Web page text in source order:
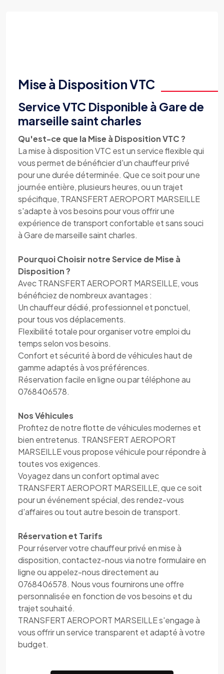
Mise à Disposition VTC
Service VTC Disponible à Gare de
marseille saint charles
Qu'est-ce que la Mise à Disposition VTC ?
La mise à disposition VTC est un service flexible qui
vous permet de bénéficier d'un chauffeur privé
pour une durée déterminée. Que ce soit pour une
journée entière, plusieurs heures, ou un trajet
spécifique, TRANSFERT AEROPORT MARSEILLE
s'adapte à vos besoins pour vous offrir une
expérience de transport confortable et sans souci
à Gare de marseille saint charles.
Pourquoi Choisir notre Service de Mise à
Disposition ?
Avec TRANSFERT AEROPORT MARSEILLE, vous
bénéficiez de nombreux avantages :
Un chauffeur dédié, professionnel et ponctuel,
pour tous vos déplacements.
Flexibilité totale pour organiser votre emploi du
temps selon vos besoins.
Confort et sécurité à bord de véhicules haut de
gamme adaptés à vos préférences.
Réservation facile en ligne ou par téléphone au
0768406578.
Nos Véhicules
Profitez de notre flotte de véhicules modernes et
bien entretenus. TRANSFERT AEROPORT
MARSEILLE vous propose véhicule pour répondre à
toutes vos exigences.
Voyagez dans un confort optimal avec
TRANSFERT AEROPORT MARSEILLE, que ce soit
pour un événement spécial, des rendez-vous
d'affaires ou tout autre besoin de transport.
Réservation et Tarifs
Pour réserver votre chauffeur privé en mise à
disposition, contactez-nous via notre formulaire en
ligne ou appelez-nous directement au
0768406578. Nous vous fournirons une offre
personnalisée en fonction de vos besoins et du
trajet souhaité.
TRANSFERT AEROPORT MARSEILLE s'engage à
vous offrir un service transparent et adapté à votre
budget.